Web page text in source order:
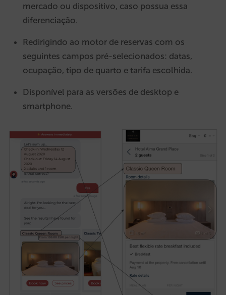
mercado ou dispositivo, caso possua essa
diferenciação.
Redirigindo ao motor de reservas com os
seguintes campos pré-selecionados: datas,
ocupação, tipo de quarto e tarifa escolhida.
Disponível para as versões de desktop e
smartphone.